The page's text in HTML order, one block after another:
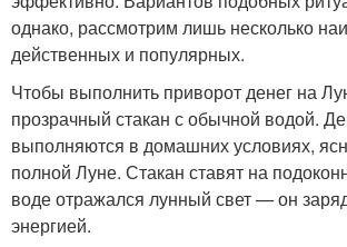
однако, рассмотрим лишь несколько
действенных и популярных.
Чтобы выполнить приворот денег на
прозрачный стакан с обычной водой.
выполняются в домашних условиях,
полной Луне. Стакан ставят на
воде отражался лунный свет — он
энергией.